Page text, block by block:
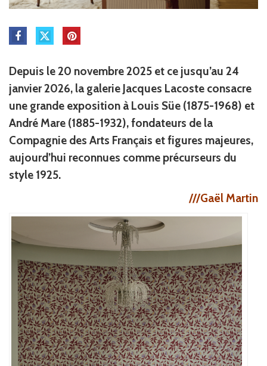
Depuis le 20 novembre 2025 et ce jusqu’au 24
janvier 2026, la galerie Jacques Lacoste consacre
une grande exposition à Louis Süe (1875-1968) et
André Mare (1885-1932), fondateurs de la
Compagnie des Arts Français et figures majeures,
aujourd’hui reconnues comme précurseurs du
style 1925.
///Gaël Martin